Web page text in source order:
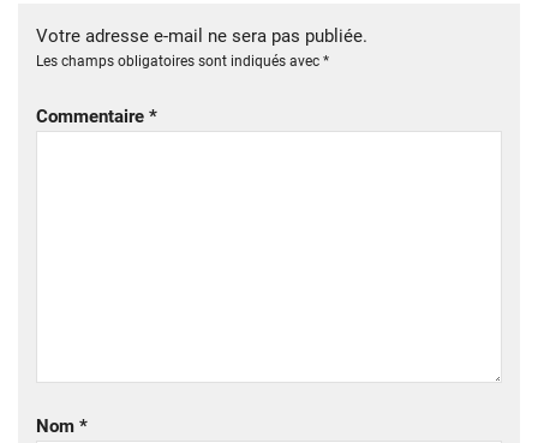
Votre adresse e-mail ne sera pas publiée.
Les champs obligatoires sont indiqués avec *
Commentaire *
Nom *